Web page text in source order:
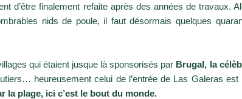
d’être finalement refaite après des années de travaux.
nids de poule, il faut désormais quelques
qui étaient jusque là sponsorisés par Brugal, la
heureusement celui de l’entrée de Las Galeras
la plage, ici c’est le bout du monde.